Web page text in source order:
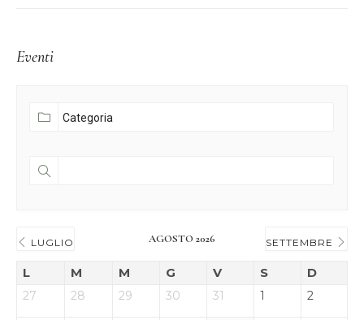
Eventi
LUGLIO AGOSTO 2026 SETTEMBRE
L M M G V S D
27 28 29 30 31 1 2